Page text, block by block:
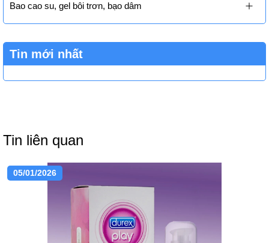
Bao cao su, gel bôi trơn, bạo dâm
Tin mới nhất
Tin liên quan
05/01/2026